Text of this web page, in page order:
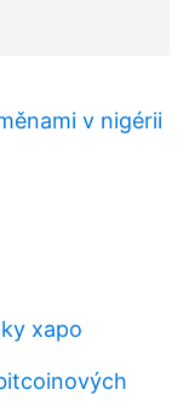
v nigérii
xapo